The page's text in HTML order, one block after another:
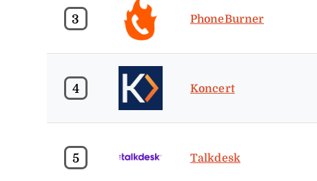
3 PhoneBurner
4 Koncert
5 Talkdesk